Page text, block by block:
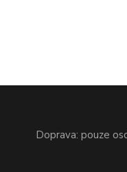
Doprava: pouze